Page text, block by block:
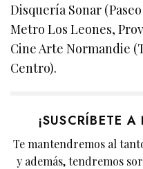
Disquería Sonar
Metro Los Leones,
Cine Arte Normandie
Centro).
¡SUSCRÍBETE
Te mantendremos al
y además, tendremos